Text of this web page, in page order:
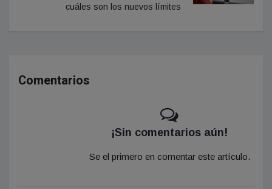
cuáles son los nuevos límites
Comentarios
¡Sin comentarios aún!
Se el primero en comentar este artículo.